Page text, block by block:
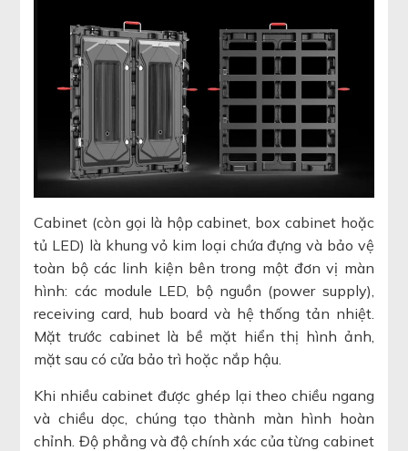
Cabinet (còn gọi là hộp cabinet, box cabinet hoặc
tủ LED) là khung vỏ kim loại chứa đựng và bảo vệ
toàn bộ các linh kiện bên trong một đơn vị màn
hình: các module LED, bộ nguồn (power supply),
receiving card, hub board và hệ thống tản nhiệt.
Mặt trước cabinet là bề mặt hiển thị hình ảnh,
mặt sau có cửa bảo trì hoặc nắp hậu.
Khi nhiều cabinet được ghép lại theo chiều ngang
và chiều dọc, chúng tạo thành màn hình hoàn
chỉnh. Độ phẳng và độ chính xác của từng cabinet